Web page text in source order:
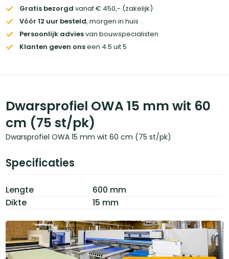
Gratis bezorgd vanaf € 450,- (zakelijk)
Vóór 12 uur besteld, morgen in huis
Persoonlijk adviesvan bouwspecialisten
Klanten geven onseen 4.5 uit 5
Dwarsprofiel OWA 15 mm wit 60
cm (75 st/pk)
Dwarsprofiel OWA 15 mm wit 60 cm (75 st/pk)
Specificaties
Lengte
600 mm
Dikte
15 mm